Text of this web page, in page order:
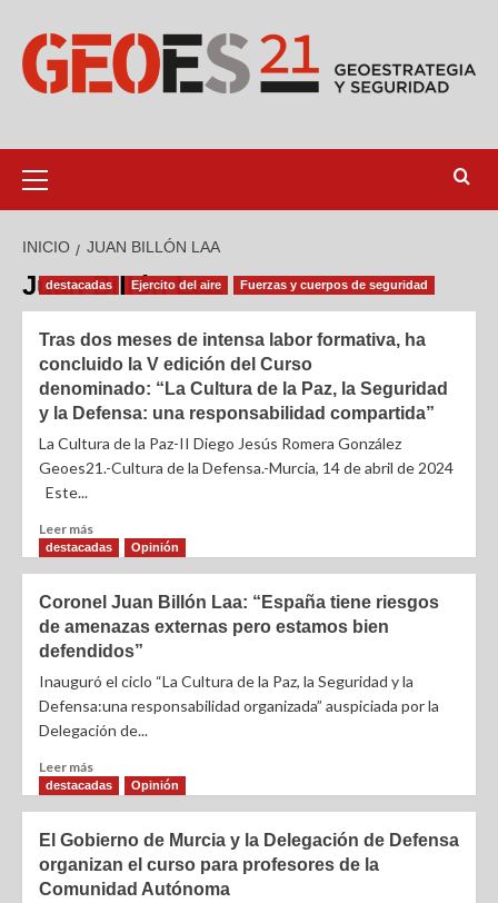
INICIO JUAN BILLÓN LAA
Juan Billón Laa
destacadas Ejercito del aire Fuerzas y cuerpos de seguridad
Tras dos meses de intensa labor formativa, ha
concluido la V edición del Curso
denominado: “La Cultura de la Paz, la Seguridad
y la Defensa: una responsabilidad compartida”
La Cultura de la Paz-II Diego Jesús Romera González
Geoes21.-Cultura de la Defensa.-Murcia, 14 de abril de 2024
Este...
Leer más
destacadas Opinión
Coronel Juan Billón Laa: “España tiene riesgos
de amenazas externas pero estamos bien
defendidos”
Inauguró el ciclo “La Cultura de la Paz, la Seguridad y la
Defensa:una responsabilidad organizada” auspiciada por la
Delegación de...
Leer más
destacadas Opinión
El Gobierno de Murcia y la Delegación de Defensa
organizan el curso para profesores de la
Comunidad Autónoma